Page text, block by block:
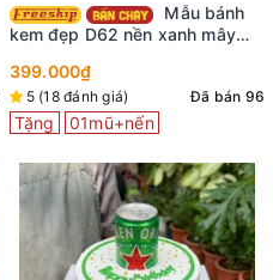
kem đẹp D62 nền xanh mây
399.000₫
5 (18 đánh giá) Đã bán 96
Tặng 01mũ+nến